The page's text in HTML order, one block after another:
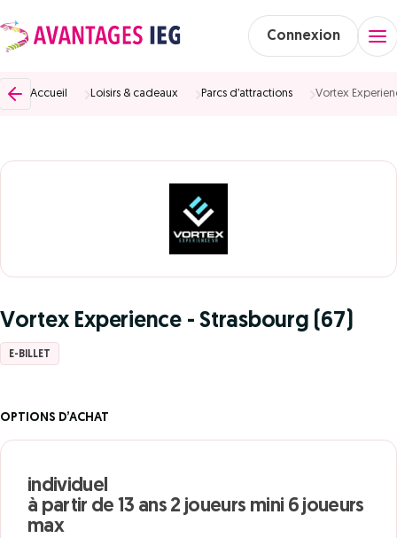
Connexion
Accueil Loisirs & cadeaux Parcs d’attractions Vortex
Vortex Experience - Strasbourg (67)
E-BILLET
OPTIONS D’ACHAT
individuel
à partir de 13 ans 2 joueurs mini 6 joueurs
max